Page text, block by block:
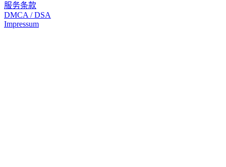
服务条款
DMCA / DSA
Impressum